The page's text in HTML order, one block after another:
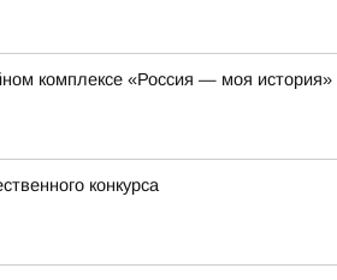
комплексе «Россия — моя
конкурса